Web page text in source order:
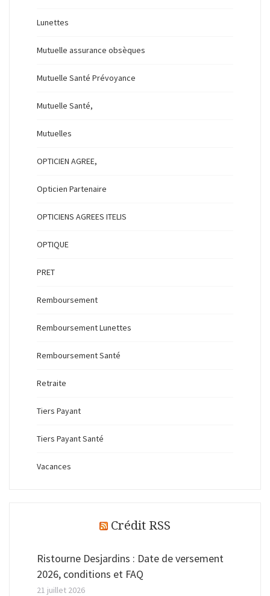
Lunettes
Mutuelle assurance obsèques
Mutuelle Santé Prévoyance
Mutuelle Santé,
Mutuelles
OPTICIEN AGREE,
Opticien Partenaire
OPTICIENS AGREES ITELIS
OPTIQUE
PRET
Remboursement
Remboursement Lunettes
Remboursement Santé
Retraite
Tiers Payant
Tiers Payant Santé
Vacances
Crédit RSS
Ristourne Desjardins : Date de versement
2026, conditions et FAQ
21 juillet 2026